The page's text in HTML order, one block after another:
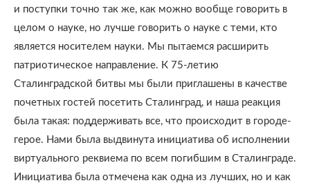
и поступки точно так же, как можно вообще говорить в
целом о науке, но лучше говорить о науке с теми, кто
является носителем науки. Мы пытаемся расширить
патриотическое направление. К 75-летию
Сталинградской битвы мы были приглашены в качестве
почетных гостей посетить Сталинград, и наша реакция
была такая: поддерживать все, что происходит в городе-
герое. Нами была выдвинута инициатива об исполнении
виртуального реквиема по всем погибшим в Сталинграде.
Инициатива была отмечена как одна из лучших, но и как